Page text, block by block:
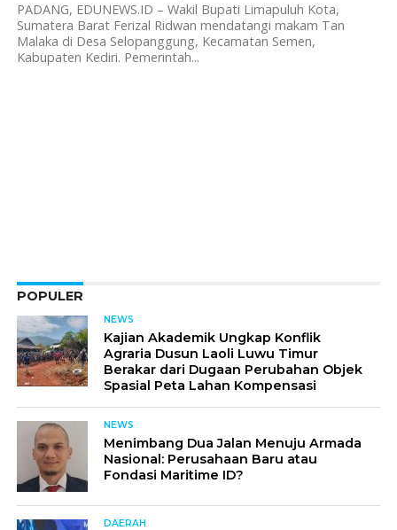
PADANG, EDUNEWS.ID – Wakil Bupati Limapuluh Kota,
Sumatera Barat Ferizal Ridwan mendatangi makam Tan
Malaka di Desa Selopanggung, Kecamatan Semen,
Kabupaten Kediri. Pemerintah...
POPULER
NEWS
Kajian Akademik Ungkap Konflik
Agraria Dusun Laoli Luwu Timur
Berakar dari Dugaan Perubahan Objek
Spasial Peta Lahan Kompensasi
NEWS
Menimbang Dua Jalan Menuju Armada
Nasional: Perusahaan Baru atau
Fondasi Maritime ID?
DAERAH